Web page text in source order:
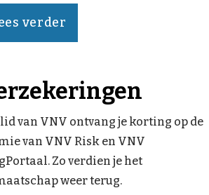
verder
van VNV ontvang je korting op de
van VNV Risk en VNV
Zo verdien je het
weer terug.